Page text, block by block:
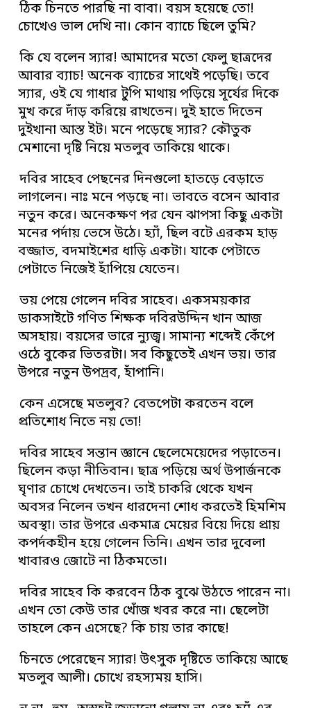
ঠিক চিনতে পারছি না বাবা। বয়স হয়েছে তো!
চোখেও ভাল দেখি না। কোন ব্যাচে ছিলে তুমি?
কি যে বলেন স্যার! আমাদের মতো ফেলু ছাত্রদের
আবার ব্যাচ! অনেক ব্যাচের সাথেই পড়েছি। তবে
স্যার, ওই যে গাধার টুপি মাথায় পড়িয়ে সূর্যের দিকে
মুখ করে দাঁড় করিয়ে রাখতেন। দুই হাতে দিতেন
দুইখানা আস্ত ইট। মনে পড়েছে স্যার? কৌতুক
মেশানো দৃষ্টি নিয়ে মতলুব তাকিয়ে থাকে।
দবির সাহেব পেছনের দিনগুলো হাতড়ে বেড়াতে
লাগলেন। নাঃ মনে পড়ছে না। ভাবতে বসেন আবার
নতুন করে। অনেকক্ষণ পর যেন ঝাপসা কিছু একটা
মনের পর্দায় ভেসে উঠে। হ্যাঁ, ছিল বটে এরকম হাড়
বজ্জাত, বদমাইশের ধাড়ি একটা। যাকে পেটাতে
পেটাতে নিজেই হাঁপিয়ে যেতেন।
ভয় পেয়ে গেলেন দবির সাহেব। একসময়কার
ডাকসাইটে গণিত শিক্ষক দবিরউদ্দিন খান আজ
অসহায়। বয়সের ভারে ন্যুজ্ব। সামান্য শব্দেই কেঁপে
ওঠে বুকের ভিতরটা। সব কিছুতেই এখন ভয়। তার
উপরে নতুন উপদ্রব, হাঁপানি।
কেন এসেছে মতলুব? বেতপেটা করতেন বলে
প্রতিশোধ নিতে নয় তো!
দবির সাহেব সন্তান জ্ঞানে ছেলেমেয়েদের পড়াতেন।
ছিলেন কড়া নীতিবান। ছাত্র পড়িয়ে অর্থ উপার্জনকে
ঘৃণার চোখে দেখতেন। তাই চাকরি থেকে যখন
অবসর নিলেন তখন ধারদেনা শোধ করতেই হিমশিম
অবস্থা। তার উপরে একমাত্র মেয়ের বিয়ে দিয়ে প্রায়
কপর্দকহীন হয়ে গেলেন তিনি। এখন তার দুবেলা
খাবারও জোটে না ঠিকমতো।
দবির সাহেব কি করবেন ঠিক বুঝে উঠতে পারেন না।
এখন তো কেউ তার খোঁজ খবর করে না। ছেলেটা
তাহলে কেন এসেছে? কি চায় তার কাছে!
চিনতে পেরেছেন স্যার! উৎসুক দৃষ্টিতে তাকিয়ে আছে
মতলুব আলী। চোখে রহস্যময় হাসি।